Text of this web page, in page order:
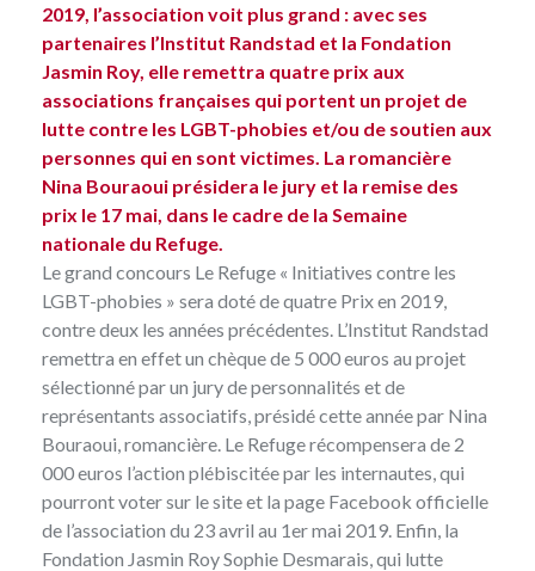
2019, l’association voit plus grand : avec ses
partenaires l’Institut Randstad et la Fondation
Jasmin Roy, elle remettra quatre prix aux
associations françaises qui portent un projet de
lutte contre les LGBT-phobies et/ou de soutien aux
personnes qui en sont victimes. La romancière
Nina Bouraoui présidera le jury et la remise des
prix le 17 mai, dans le cadre de la Semaine
nationale du Refuge.
Le grand concours Le Refuge « Initiatives contre les
LGBT-phobies » sera doté de quatre Prix en 2019,
contre deux les années précédentes. L’Institut Randstad
remettra en effet un chèque de 5 000 euros au projet
sélectionné par un jury de personnalités et de
représentants associatifs, présidé cette année par Nina
Bouraoui, romancière. Le Refuge récompensera de 2
000 euros l’action plébiscitée par les internautes, qui
pourront voter sur le site et la page Facebook officielle
de l’association du 23 avril au 1er mai 2019. Enfin, la
Fondation Jasmin Roy Sophie Desmarais , qui lutte